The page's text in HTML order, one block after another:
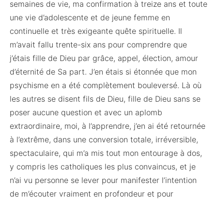
semaines de vie, ma confirmation à treize ans et toute
une vie d’adolescente et de jeune femme en
continuelle et très exigeante quête spirituelle. Il
m’avait fallu trente-six ans pour comprendre que
j’étais fille de Dieu par grâce, appel, élection, amour
d’éternité de Sa part. J’en étais si étonnée que mon
psychisme en a été complètement bouleversé. Là où
les autres se disent fils de Dieu, fille de Dieu sans se
poser aucune question et avec un aplomb
extraordinaire, moi, à l’apprendre, j’en ai été retournée
à l’extrême, dans une conversion totale, irréversible,
spectaculaire, qui m’a mis tout mon entourage à dos,
y compris les catholiques les plus convaincus, et je
n’ai vu personne se lever pour manifester l’intention
de m’écouter vraiment en profondeur et pour